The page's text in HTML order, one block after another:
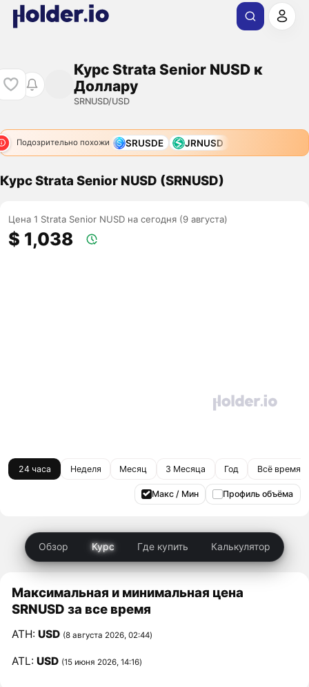
Курс Strata Senior NUSD к
Доллару
SRNUSD/USD
Подозрительно похожи SRUSDE JRNUSD
Курс Strata Senior NUSD (SRNUSD)
Цена 1 Strata Senior NUSD на сегодня (9 августа)
$ 1,038
24 часа Неделя Месяц 3 Месяца Год Всё время
Макс / Мин Профиль объёма
Обзор Курс Где купить Калькулятор
Максимальная и минимальная цена
SRNUSD за все время
ATH:USD (8 августа 2026, 02:44)
ATL:USD (15 июня 2026, 14:16)